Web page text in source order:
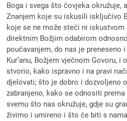
Boga i svega što čovjeka okružuje,
Znanjem koje su iskusili isključivo
koje se ne može steći ni
direktnim Božjim odabirom
poučavanjem, do nas je preneseno
Kur’anu, Božjem vječnom Govoru,
stvorio, kako ispravno i na pravi
djelovati; što je dobro i dozvoljeno
zabranjeno, kako se odnositi
svemu što nas okružuje, gdje su
živimo i umireno i što će biti s